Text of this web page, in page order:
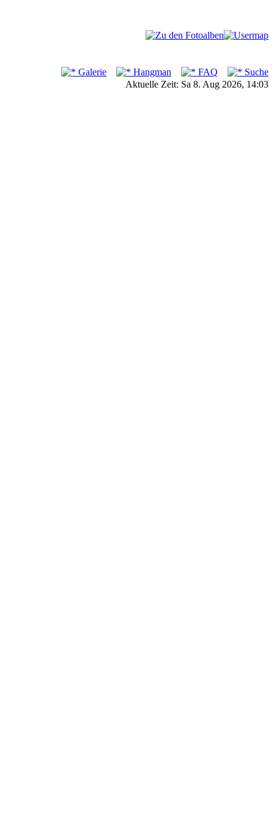
Galerie Hangman FAQ
Suche
Aktuelle Zeit: Sa 8. Aug 2026, 14:03